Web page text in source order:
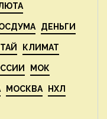
ДЕНЬГИ
КЛИМАТ
МОК
МОСКВА НХЛ